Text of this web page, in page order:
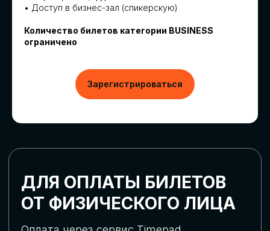
• Доступ в бизнес-зал (спикерскую)
Количество билетов категории BUSINESS
ограничено
Зарегистрироваться